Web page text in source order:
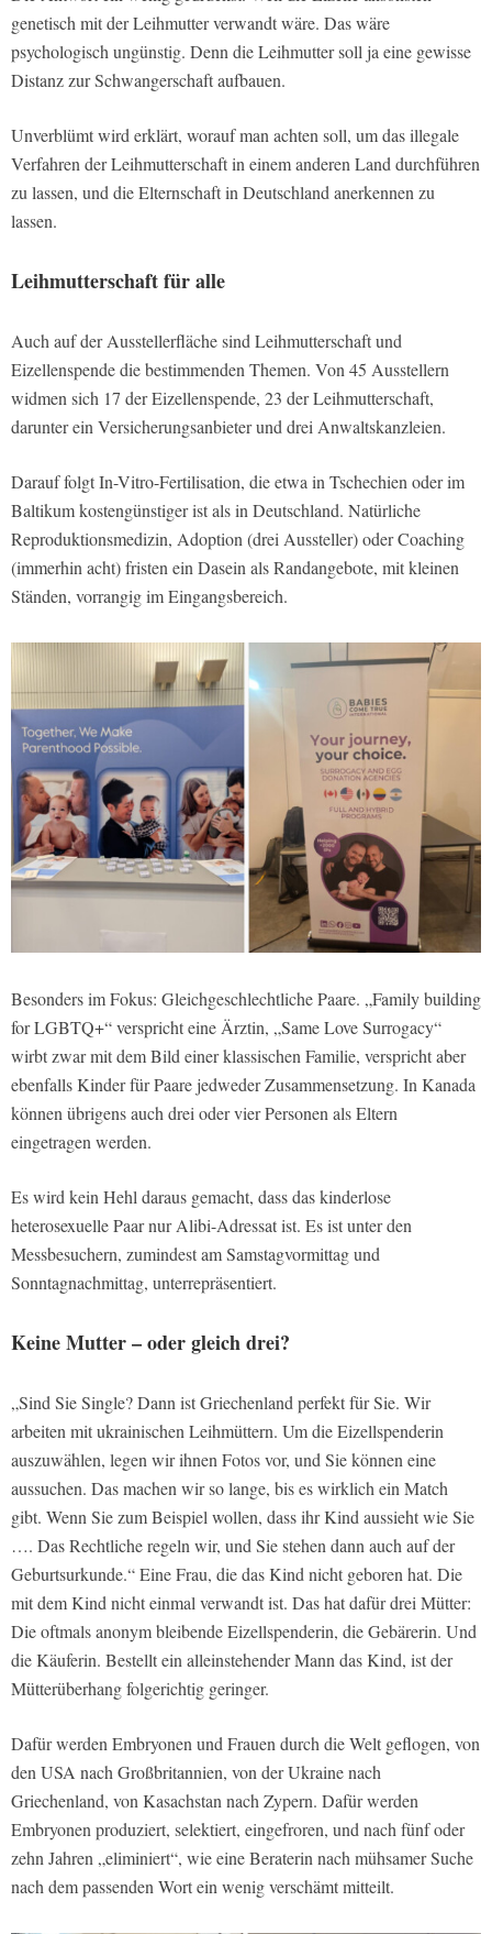
genetisch mit der Leihmutter verwandt wäre. Das wäre
psychologisch ungünstig. Denn die Leihmutter soll ja eine gewisse
Distanz zur Schwangerschaft aufbauen.
Unverblümt wird erklärt, worauf man achten soll, um das illegale
Verfahren der Leihmutterschaft in einem anderen Land durchführen
zu lassen, und die Elternschaft in Deutschland anerkennen zu
lassen.
Leihmutterschaft für alle
Auch auf der Ausstellerfläche sind Leihmutterschaft und
Eizellenspende die bestimmenden Themen. Von 45 Ausstellern
widmen sich 17 der Eizellenspende, 23 der Leihmutterschaft,
darunter ein Versicherungsanbieter und drei Anwaltskanzleien.
Darauf folgt In-Vitro-Fertilisation, die etwa in Tschechien oder im
Baltikum kostengünstiger ist als in Deutschland. Natürliche
Reproduktionsmedizin, Adoption (drei Aussteller) oder Coaching
(immerhin acht) fristen ein Dasein als Randangebote, mit kleinen
Ständen, vorrangig im Eingangsbereich.
Besonders im Fokus: Gleichgeschlechtliche Paare. „Family building
for LGBTQ+“ verspricht eine Ärztin, „Same Love Surrogacy“
wirbt zwar mit dem Bild einer klassischen Familie, verspricht aber
ebenfalls Kinder für Paare jedweder Zusammensetzung. In Kanada
können übrigens auch drei oder vier Personen als Eltern
eingetragen werden.
Es wird kein Hehl daraus gemacht, dass das kinderlose
heterosexuelle Paar nur Alibi-Adressat ist. Es ist unter den
Messbesuchern, zumindest am Samstagvormittag und
Sonntagnachmittag, unterrepräsentiert.
Keine Mutter – oder gleich drei?
„Sind Sie Single? Dann ist Griechenland perfekt für Sie. Wir
arbeiten mit ukrainischen Leihmüttern. Um die Eizellspenderin
auszuwählen, legen wir ihnen Fotos vor, und Sie können eine
aussuchen. Das machen wir so lange, bis es wirklich ein Match
gibt. Wenn Sie zum Beispiel wollen, dass ihr Kind aussieht wie Sie
…. Das Rechtliche regeln wir, und Sie stehen dann auch auf der
Geburtsurkunde.“ Eine Frau, die das Kind nicht geboren hat. Die
mit dem Kind nicht einmal verwandt ist. Das hat dafür drei Mütter:
Die oftmals anonym bleibende Eizellspenderin, die Gebärerin. Und
die Käuferin. Bestellt ein alleinstehender Mann das Kind, ist der
Mütterüberhang folgerichtig geringer.
Dafür werden Embryonen und Frauen durch die Welt geflogen, von
den USA nach Großbritannien, von der Ukraine nach
Griechenland, von Kasachstan nach Zypern. Dafür werden
Embryonen produziert, selektiert, eingefroren, und nach fünf oder
zehn Jahren „eliminiert“, wie eine Beraterin nach mühsamer Suche
nach dem passenden Wort ein wenig verschämt mitteilt.